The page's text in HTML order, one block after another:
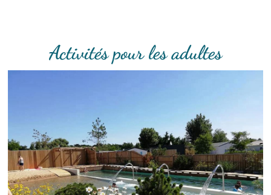
Activités pour les adultes